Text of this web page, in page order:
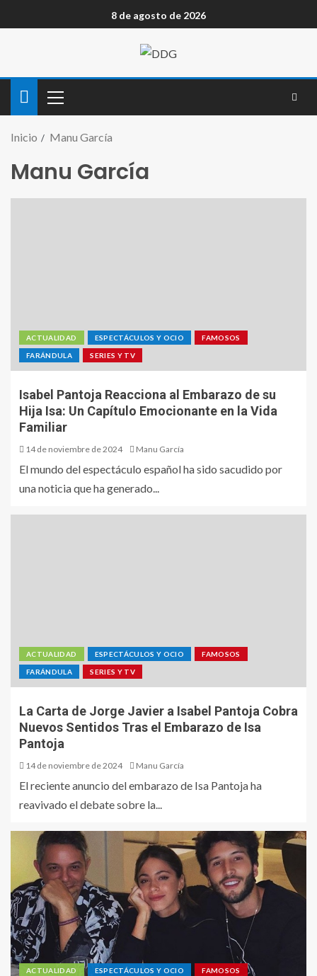
8 de agosto de 2026
Inicio Manu García
Manu García
ACTUALIDAD ESPECTÁCULOS Y OCIO FAMOSOS
FARÁNDULA SERIES Y TV
Isabel Pantoja Reacciona al Embarazo de su
Hija Isa: Un Capítulo Emocionante en la Vida
Familiar
14 de noviembre de 2024 Manu García
El mundo del espectáculo español ha sido sacudido por
una noticia que ha generado...
ACTUALIDAD ESPECTÁCULOS Y OCIO FAMOSOS
FARÁNDULA SERIES Y TV
La Carta de Jorge Javier a Isabel Pantoja Cobra
Nuevos Sentidos Tras el Embarazo de Isa
Pantoja
14 de noviembre de 2024 Manu García
El reciente anuncio del embarazo de Isa Pantoja ha
reavivado el debate sobre la...
ACTUALIDAD ESPECTÁCULOS Y OCIO FAMOSOS